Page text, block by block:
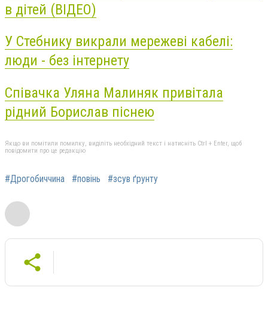
в дітей (ВІДЕО)
У Стебнику викрали мережеві кабелі:
люди - без інтернету
Співачка Уляна Малиняк привітала
рідний Борислав піснею
Якщо ви помітили помилку, виділіть необхідний текст і натисніть Ctrl + Enter, щоб
повідомити про це редакцію
#Дрогобиччина #повінь #зсув ґрунту